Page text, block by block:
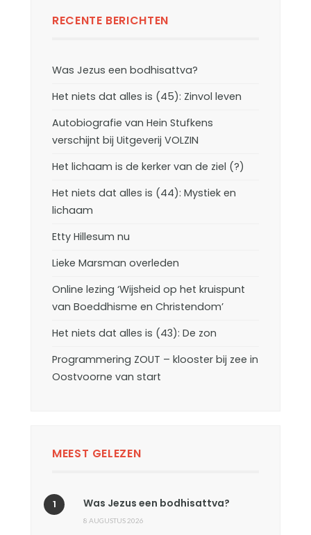
RECENTE BERICHTEN
Was Jezus een bodhisattva?
Het niets dat alles is (45): Zinvol leven
Autobiografie van Hein Stufkens
verschijnt bij Uitgeverij VOLZIN
Het lichaam is de kerker van de ziel (?)
Het niets dat alles is (44): Mystiek en
lichaam
Etty Hillesum nu
Lieke Marsman overleden
Online lezing ‘Wijsheid op het kruispunt
van Boeddhisme en Christendom’
Het niets dat alles is (43): De zon
Programmering ZOUT – klooster bij zee in
Oostvoorne van start
MEEST GELEZEN
Was Jezus een bodhisattva?
8 AUGUSTUS 2026